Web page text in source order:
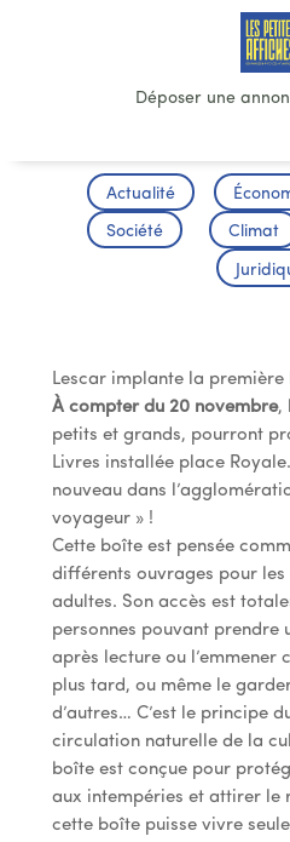
Déposer une
Actualité
Société Climat
Lescar implante la première
À compter du 20 novembre,
petits et grands, pourront
Livres installée place
nouveau dans
voyageur » !
Cette boîte est pensée
différents ouvrages pour les
adultes. Son accès est
personnes pouvant prendre
après lecture ou l’emmener
plus tard, ou même le
d’autres… C’est le principe
circulation naturelle de la
boîte est conçue pour
aux intempéries et attirer le
cette boîte puisse vivre